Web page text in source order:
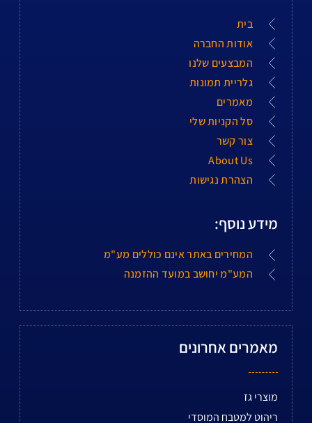
בית
אודות החברה
המבצעים שלנו
גלריית תמונות
מאמרים
סל הקניות שלי
צור קשר
About Us
הצהרת נגישות
מידע נוסף:
המחירים באתר אינם כוללים מע"מ
המע"מ יחושב במועד ההזמנה
מאמרים אחרונים
מוצרי גז
ריהוט למטבח המוסדי